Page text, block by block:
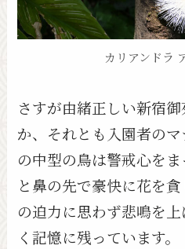
カリアンドラ
さすが由緒正しい新宿
か、それとも入園者の
の中型の鳥は警戒心を
と鼻の先で豪快に花を
の迫力に思わず悲鳴を
く記憶に残っています。